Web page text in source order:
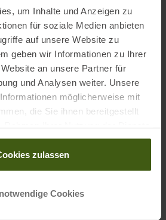
um Inhalte und Anzeigen zu
für soziale Medien anbieten
auf unsere Website zu
geben wir Informationen zu Ihrer
an unsere Partner für
und Analysen weiter. Unsere
möglicherweise mit
die Sie ihnen bereitgestellt
zulassen
Cookies
Hartje KG
Deichstraße 120-122, 27318 Hoya,
Herstellers:info@hartje.de